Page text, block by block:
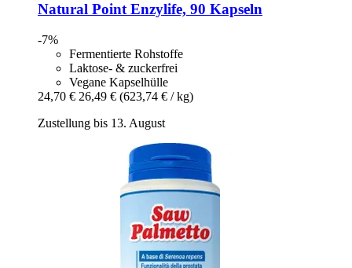
Natural PointEnzylife, 90 Kapseln
-7%
Fermentierte Rohstoffe
Laktose- & zuckerfrei
Vegane Kapselhülle
24,70 € 26,49 € (623,74 € / kg)
Zustellung bis 13. August